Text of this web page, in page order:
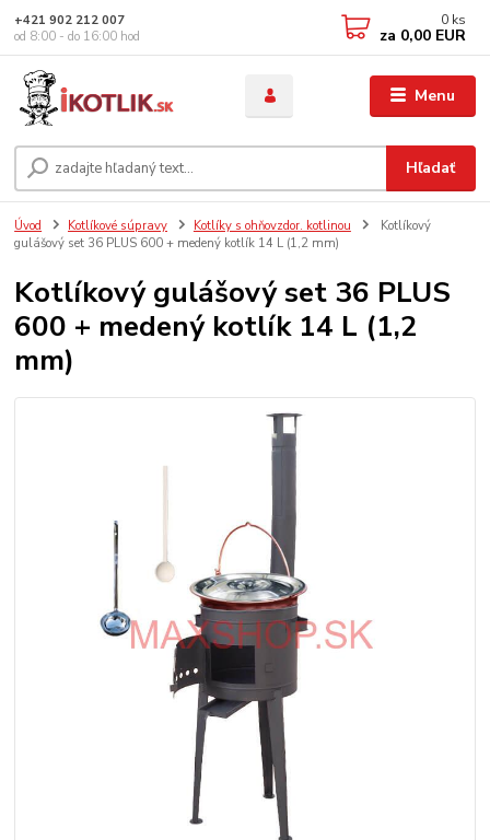
Menu
Hľadať
+421 902 212 007
od 8:00 - do 16:00 hod
0 ks
za 0,00 EUR
Úvod Kotlíkové súpravy Kotlíky s ohňovzdor. kotlinou
Kotlíkový
gulášový set 36 PLUS 600 + medený kotlík 14 L (1,2 mm)
Kotlíkový gulášový set 36 PLUS
600 + medený kotlík 14 L (1,2
mm)